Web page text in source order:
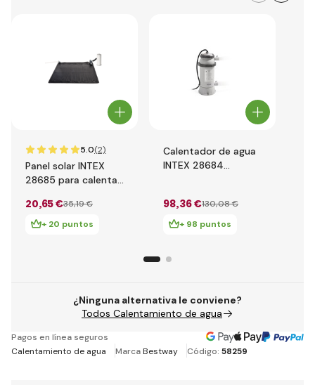
5.0(2)
Panel solar INTEX
28685 para calentar
20,65 €35,19 €
+ 20 puntos
Calentador de agua
INTEX 28684
98,36 €130,08 €
+ 98 puntos
¿Ninguna alternativa le conviene?
Todos Calentamiento de agua
Pagos en línea seguros
Calentamiento de agua
MarcaBestway Código: 58259